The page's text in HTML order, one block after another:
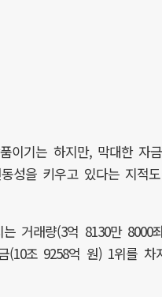
이기는 하지만, 막대한 자금
성을 키우고 있다는 지적도
거래량(3억 8130만 8000
(10조 9258억 원) 1위를 차